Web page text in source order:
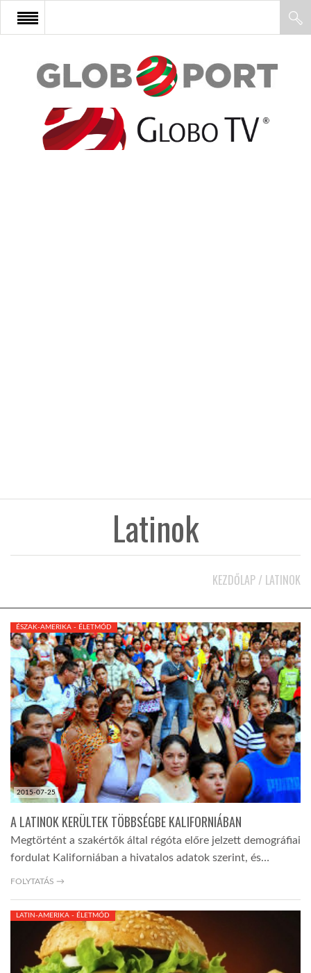
FŐOLDAL
AFRIKA
HÍR3D
TROPICALMAGAZIN
GLOBOTV
AFRIKA TUDÁSTÁR
A NAP SZÉPE
LINKTR.EE
DOBRAVERO.HU
LATIMO.HU
Latinok
KEZDŐLAP / LATINOK
2015-07-25
ÉSZAK-AMERIKA - ÉLETMÓD
A LATINOK KERÜLTEK TÖBBSÉGBE KALIFORNIÁBAN
Megtörtént a szakértők által régóta előre jelzett demográfiai
fordulat Kaliforniában a hivatalos adatok szerint, és…
FOLYTATÁS →
LATIN-AMERIKA - ÉLETMÓD